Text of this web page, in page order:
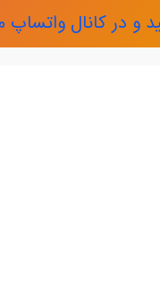
و در کانال